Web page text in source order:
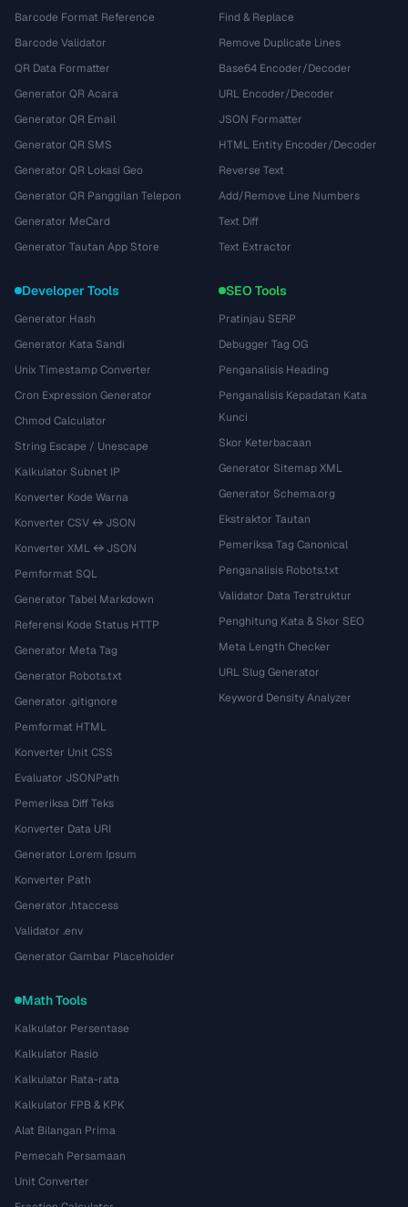
Barcode Format Reference
Barcode Validator
QR Data Formatter
Generator QR Acara
Generator QR Email
Generator QR SMS
Generator QR Lokasi Geo
Generator QR Panggilan Telepon
Generator MeCard
Generator Tautan App Store
Find & Replace
Remove Duplicate Lines
Base64 Encoder/Decoder
URL Encoder/Decoder
JSON Formatter
HTML Entity Encoder/Decoder
Reverse Text
Add/Remove Line Numbers
Text Diff
Text Extractor
Developer Tools
Generator Hash
Generator Kata Sandi
Unix Timestamp Converter
Cron Expression Generator
Chmod Calculator
String Escape / Unescape
Kalkulator Subnet IP
Konverter Kode Warna
Konverter CSV ↔ JSON
Konverter XML ↔ JSON
Pemformat SQL
Generator Tabel Markdown
Referensi Kode Status HTTP
Generator Meta Tag
Generator Robots.txt
Generator .gitignore
Pemformat HTML
Konverter Unit CSS
Evaluator JSONPath
Pemeriksa Diff Teks
Konverter Data URI
Generator Lorem Ipsum
Konverter Path
Generator .htaccess
Validator .env
Generator Gambar Placeholder
SEO Tools
Pratinjau SERP
Debugger Tag OG
Penganalisis Heading
Penganalisis Kepadatan Kata
Kunci
Skor Keterbacaan
Generator Sitemap XML
Generator Schema.org
Ekstraktor Tautan
Pemeriksa Tag Canonical
Penganalisis Robots.txt
Validator Data Terstruktur
Penghitung Kata & Skor SEO
Meta Length Checker
URL Slug Generator
Keyword Density Analyzer
Math Tools
Kalkulator Persentase
Kalkulator Rasio
Kalkulator Rata-rata
Kalkulator FPB & KPK
Alat Bilangan Prima
Pemecah Persamaan
Unit Converter